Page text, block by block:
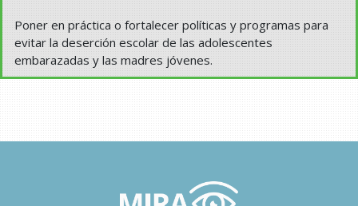
Poner en práctica o fortalecer políticas y programas para
evitar la deserción escolar de las adolescentes
embarazadas y las madres jóvenes.